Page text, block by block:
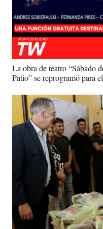
La obra de teatro “Sábado
Patio” se reprogramó para